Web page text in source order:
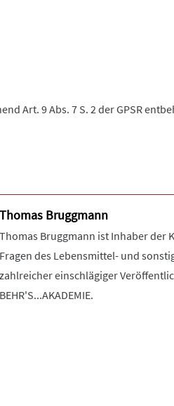
Art. 9 Abs. 7 S. 2 der GPSR
Thomas Bruggmann
Thomas Bruggmann ist Inhaber der
Fragen des Lebensmittel- und
zahlreicher einschlägiger
BEHR'S...AKADEMIE.